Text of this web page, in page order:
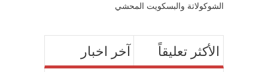
الشوكولاتة والبسكويت المحشي
آخر اخبار الأكثر تعليقاً